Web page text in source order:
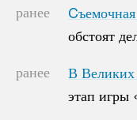
ранее
обстоят
обстоят
ранее
В
этап игры
В
этап игры